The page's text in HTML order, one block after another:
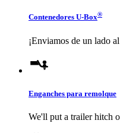
Contenedores U-Box®
¡Enviamos de un lado
Enganches para remolque
We'll put a trailer hitch